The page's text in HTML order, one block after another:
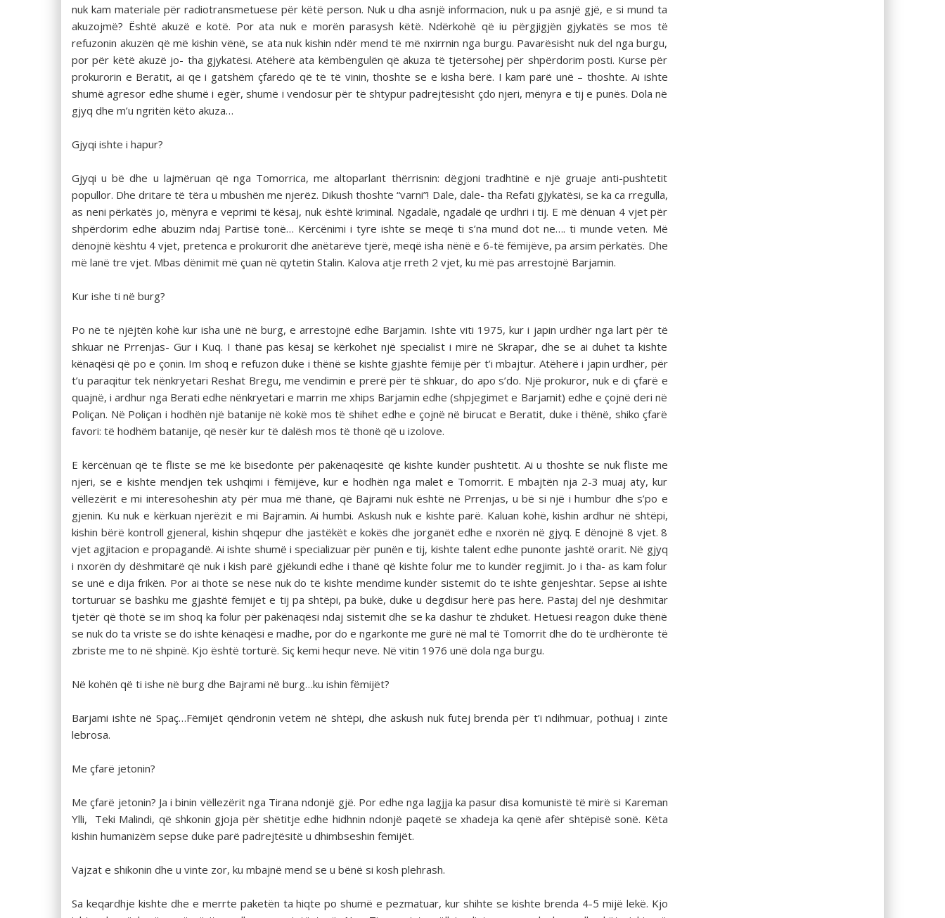
nuk kam materiale për radiotransmetuese për këtë person. Nuk u dha asnjë informacion, nuk u pa asnjë gjë, e si mund ta
akuzojmë? Është akuzë e kotë. Por ata nuk e morën parasysh këtë. Ndërkohë që iu përgjigjën gjykatës se mos të
refuzonin akuzën që më kishin vënë, se ata nuk kishin ndër mend të më nxirrnin nga burgu. Pavarësisht nuk del nga burgu,
por për këtë akuzë jo- tha gjykatësi. Atëherë ata këmbëngulën që akuza të tjetërsohej për shpërdorim posti. Kurse për
prokurorin e Beratit, ai qe i gatshëm çfarëdo që të të vinin, thoshte se e kisha bërë. I kam parë unë – thoshte. Ai ishte
shumë agresor edhe shumë i egër, shumë i vendosur për të shtypur padrejtësisht çdo njeri, mënyra e tij e punës. Dola në
gjyq dhe m’u ngritën këto akuza…
Gjyqi ishte i hapur?
Gjyqi u bë dhe u lajmëruan që nga Tomorrica, me altoparlant thërrisnin: dëgjoni tradhtinë e një gruaje anti-pushtetit
popullor. Dhe dritare të tëra u mbushën me njerëz. Dikush thoshte “varni”! Dale, dale- tha Refati gjykatësi, se ka ca rregulla,
as neni përkatës jo, mënyra e veprimi të kësaj, nuk është kriminal. Ngadalë, ngadalë qe urdhri i tij. E më dënuan 4 vjet për
shpërdorim edhe abuzim ndaj Partisë tonë… Kërcënimi i tyre ishte se meqë ti s’na mund dot ne…. ti munde veten. Më
dënojnë kështu 4 vjet, pretenca e prokurorit dhe anëtarëve tjerë, meqë isha nënë e 6-të fëmijëve, pa arsim përkatës. Dhe
më lanë tre vjet. Mbas dënimit më çuan në qytetin Stalin. Kalova atje rreth 2 vjet, ku më pas arrestojnë Barjamin.
Kur ishe ti në burg?
Po në të njëjtën kohë kur isha unë në burg, e arrestojnë edhe Barjamin. Ishte viti 1975, kur i japin urdhër nga lart për të
shkuar në Prrenjas- Gur i Kuq. I thanë pas kësaj se kërkohet një specialist i mirë në Skrapar, dhe se ai duhet ta kishte
kënaqësi që po e çonin. Im shoq e refuzon duke i thënë se kishte gjashtë fëmijë për t’i mbajtur. Atëherë i japin urdhër, për
t’u paraqitur tek nënkryetari Reshat Bregu, me vendimin e prerë për të shkuar, do apo s’do. Një prokuror, nuk e di çfarë e
quajnë, i ardhur nga Berati edhe nënkryetari e marrin me xhips Barjamin edhe (shpjegimet e Barjamit) edhe e çojnë deri në
Poliçan. Në Poliçan i hodhën një batanije në kokë mos të shihet edhe e çojnë në birucat e Beratit, duke i thënë, shiko çfarë
favori: të hodhëm batanije, që nesër kur të dalësh mos të thonë që u izolove.
E kërcënuan që të fliste se më kë bisedonte për pakënaqësitë që kishte kundër pushtetit. Ai u thoshte se nuk fliste me
njeri, se e kishte mendjen tek ushqimi i fëmijëve, kur e hodhën nga malet e Tomorrit. E mbajtën nja 2-3 muaj aty, kur
vëllezërit e mi interesoheshin aty për mua më thanë, që Bajrami nuk është në Prrenjas, u bë si një i humbur dhe s’po e
gjenin. Ku nuk e kërkuan njerëzit e mi Bajramin. Ai humbi. Askush nuk e kishte parë. Kaluan kohë, kishin ardhur në shtëpi,
kishin bërë kontroll gjeneral, kishin shqepur dhe jastëkët e kokës dhe jorganët edhe e nxorën në gjyq. E dënojnë 8 vjet. 8
vjet agjitacion e propagandë. Ai ishte shumë i specializuar për punën e tij, kishte talent edhe punonte jashtë orarit. Në gjyq
i nxorën dy dëshmitarë që nuk i kish parë gjëkundi edhe i thanë që kishte folur me to kundër regjimit. Jo i tha- as kam folur
se unë e dija frikën. Por ai thotë se nëse nuk do të kishte mendime kundër sistemit do të ishte gënjeshtar. Sepse ai ishte
torturuar së bashku me gjashtë fëmijët e tij pa shtëpi, pa bukë, duke u degdisur herë pas here. Pastaj del një dëshmitar
tjetër që thotë se im shoq ka folur për pakënaqësi ndaj sistemit dhe se ka dashur të zhduket. Hetuesi reagon duke thënë
se nuk do ta vriste se do ishte kënaqësi e madhe, por do e ngarkonte me gurë në mal të Tomorrit dhe do të urdhëronte të
zbriste me to në shpinë. Kjo është torturë. Siç kemi hequr neve. Në vitin 1976 unë dola nga burgu.
Në kohën që ti ishe në burg dhe Bajrami në burg…ku ishin fëmijët?
Barjami ishte në Spaç…Fëmijët qëndronin vetëm në shtëpi, dhe askush nuk futej brenda për t’i ndihmuar, pothuaj i zinte
lebrosa.
Me çfarë jetonin?
Me çfarë jetonin? Ja i binin vëllezërit nga Tirana ndonjë gjë. Por edhe nga lagjja ka pasur disa komunistë të mirë si Kareman
Ylli, Teki Malindi, që shkonin gjoja për shëtitje edhe hidhnin ndonjë paqetë se xhadeja ka qenë afër shtëpisë sonë. Këta
kishin humanizëm sepse duke parë padrejtësitë u dhimbseshin fëmijët.
Vajzat e shikonin dhe u vinte zor, ku mbajnë mend se u bënë si kosh plehrash.
Sa keqardhje kishte dhe e merrte paketën ta hiqte po shumë e pezmatuar, kur shihte se kishte brenda 4-5 mijë lekë. Kjo